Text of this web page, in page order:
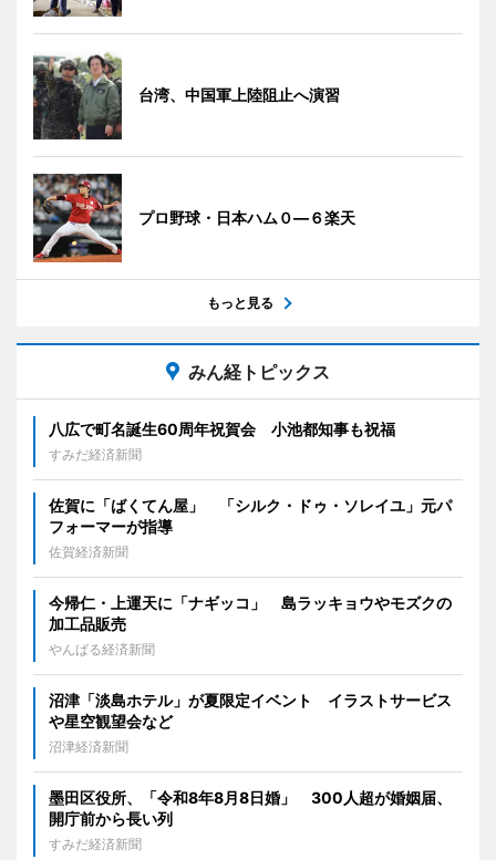
台湾、中国軍上陸阻止へ演習
プロ野球・日本ハム０―６楽天
もっと見る
みん経トピックス
八広で町名誕生60周年祝賀会 小池都知事も祝福
すみだ経済新聞
佐賀に「ばくてん屋」 「シルク・ドゥ・ソレイユ」元パ
フォーマーが指導
佐賀経済新聞
今帰仁・上運天に「ナギッコ」 島ラッキョウやモズクの
加工品販売
やんばる経済新聞
沼津「淡島ホテル」が夏限定イベント イラストサービス
や星空観望会など
沼津経済新聞
墨田区役所、「令和8年8月8日婚」 300人超が婚姻届、
開庁前から長い列
すみだ経済新聞